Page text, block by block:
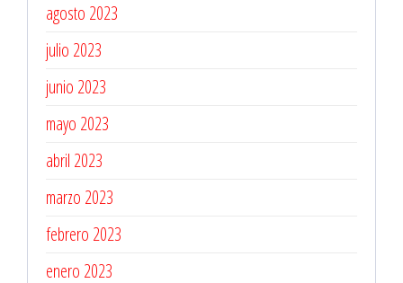
agosto 2023
julio 2023
junio 2023
mayo 2023
abril 2023
marzo 2023
febrero 2023
enero 2023